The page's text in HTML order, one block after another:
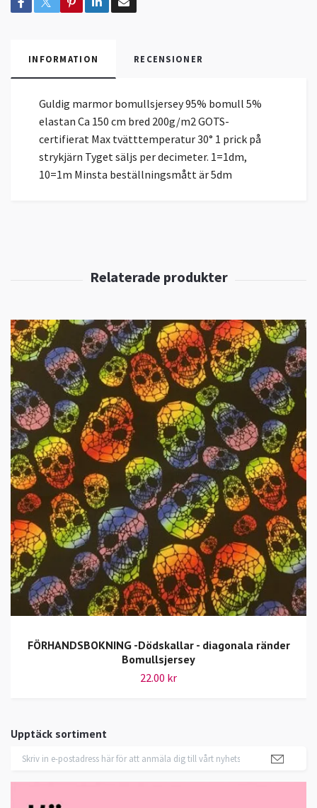
Upptäck sortiment
INFORMATION RECENSIONER
Guldig marmor bomullsjersey 95% bomull 5%
elastan Ca 150 cm bred 200g/m2 GOTS-
certifierat Max tvätttemperatur 30° 1 prick på
strykjärn Tyget säljs per decimeter. 1=1dm,
10=1m Minsta beställningsmått är 5dm
FÖRHANDSBOKNING -Dödskallar - diagonala ränder
Bomullsjersey
22.00 kr